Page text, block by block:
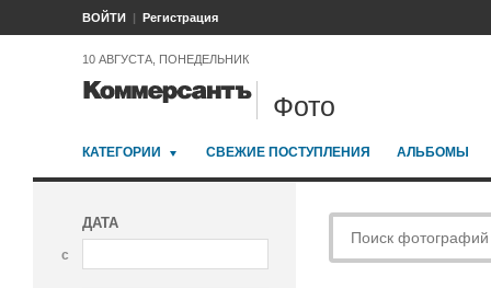
ВОЙТИ Регистрация
10 АВГУСТА, ПОНЕДЕЛЬНИК
Фото
КАТЕГОРИИ СВЕЖИЕ ПОСТУПЛЕНИЯ АЛЬБОМЫ
ДАТА
с